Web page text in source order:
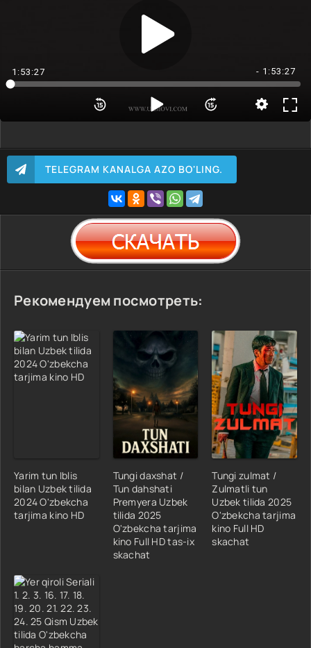
1:53:27 - 1:53:27
TELEGRAM KANALGA AZO BO'LING.
Рекомендуем посмотреть:
Yarim tun Iblis
bilan Uzbek tilida
2024 O'zbekcha
tarjima kino HD
Tungi daxshat /
Tun dahshati
Premyera Uzbek
tilida 2025
O'zbekcha tarjima
kino Full HD tas-ix
skachat
Tungi zulmat /
Zulmatli tun
Uzbek tilida 2025
O'zbekcha tarjima
kino Full HD
skachat